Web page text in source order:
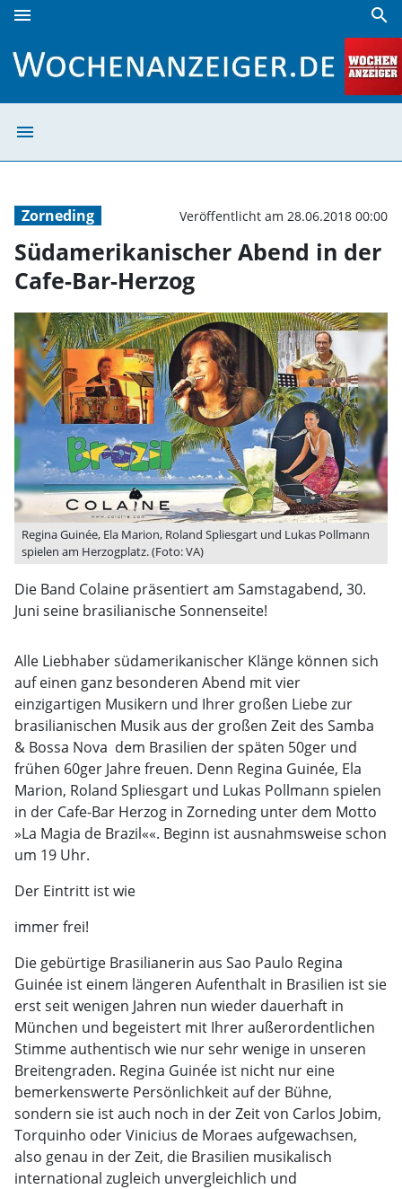
menu search
menu
Zorneding Veröffentlicht am 28.06.2018 00:00
Südamerikanischer Abend in der
Cafe-Bar-Herzog
Regina Guinée, Ela Marion, Roland Spliesgart und Lukas Pollmann
spielen am Herzogplatz. (Foto: VA)
Die Band Colaine präsentiert am Samstagabend, 30.
Juni seine brasilianische Sonnenseite!
Alle Liebhaber südamerikanischer Klänge können sich
auf einen ganz besonderen Abend mit vier
einzigartigen Musikern und Ihrer großen Liebe zur
brasilianischen Musik aus der großen Zeit des Samba
& Bossa Nova  dem Brasilien der späten 50ger und
frühen 60ger Jahre freuen. Denn Regina Guinée, Ela
Marion, Roland Spliesgart und Lukas Pollmann spielen
in der Cafe-Bar Herzog in Zorneding unter dem Motto
»La Magia de Brazil««. Beginn ist ausnahmsweise schon
um 19 Uhr.
Der Eintritt ist wie
immer frei!
Die gebürtige Brasilianerin aus Sao Paulo Regina
Guinée ist einem längeren Aufenthalt in Brasilien ist sie
erst seit wenigen Jahren nun wieder dauerhaft in
München und begeistert mit Ihrer außerordentlichen
Stimme authentisch wie nur sehr wenige in unseren
Breitengraden. Regina Guinée ist nicht nur eine
bemerkenswerte Persönlichkeit auf der Bühne,
sondern sie ist auch noch in der Zeit von Carlos Jobim,
Torquinho oder Vinicius de Moraes aufgewachsen,
also genau in der Zeit, die Brasilien musikalisch
international zugleich unvergleichlich und